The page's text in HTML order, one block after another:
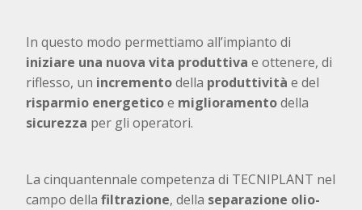
In questo modo permettiamo all’impianto di
iniziare una nuova vita produttiva e ottenere, di
riflesso, un incrementodella produttività e del
risparmio energeticoe miglioramentodella
sicurezza per gli operatori.
La cinquantennale competenza di TECNIPLANT nel
campo dellafiltrazione, della separazione olio-